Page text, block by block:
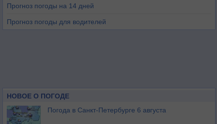
Прогноз погоды на 14 дней
Прогноз погоды для водителей
НОВОЕ О ПОГОДЕ
Погода в Санкт-Петербурге 6 августа